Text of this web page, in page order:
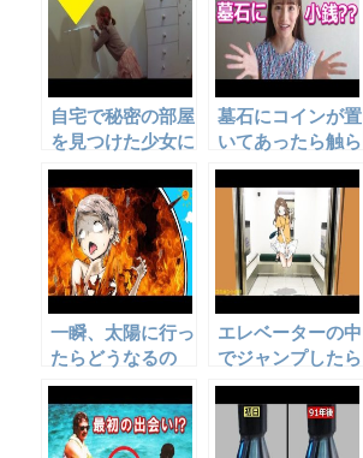
自宅で秘密の部屋
を見つけた少女に
さらなるサプライ
ズが…
墓石にコインが置
いてあったら触ら
ないで！
一瞬、太陽に行っ
たらどうなるの
か…
エレベーターの中
でジャンプしたら
どうなるのか